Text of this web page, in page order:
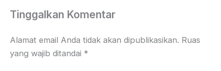
Tinggalkan Komentar
Alamat email Anda tidak akan dipublikasikan. Ruas
yang wajib ditandai *